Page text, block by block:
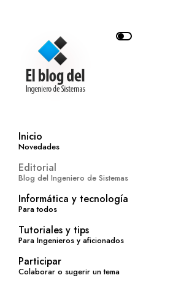
Inicio
Novedades
Editorial
Blog del Ingeniero de Sistemas
Informática y tecnología
Para todos
Tutoriales y tips
Para Ingenieros y aficionados
Participar
Colaborar o sugerir un tema